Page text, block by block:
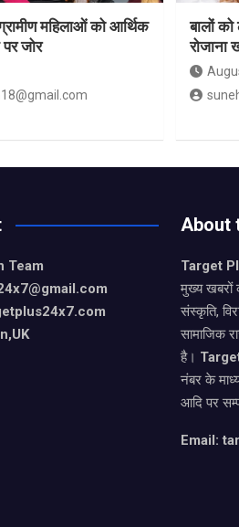
महिलाओं को आर्थिक
जोर
बालों
रोजाना
Team
About
Target
मुख्य खबरों
संस्कृति,
सामाजिक
है।
नंबर के
आदि पर
Email: